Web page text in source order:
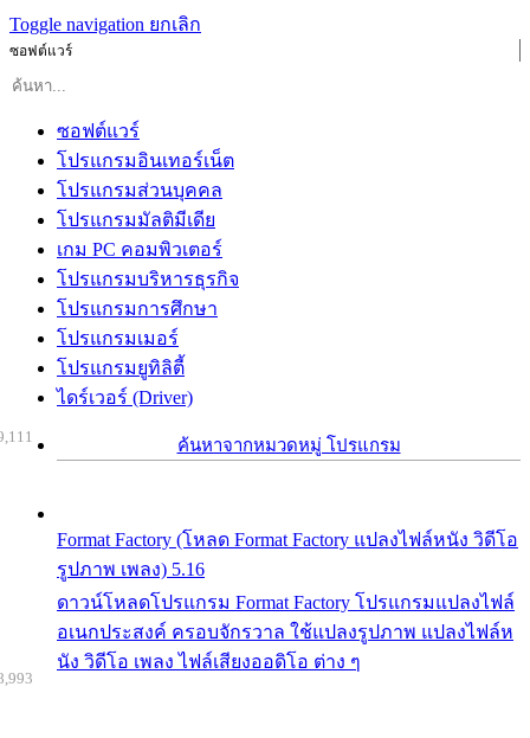
Toggle navigation ยกเลิก
ซอฟต์แวร์
ซอฟต์แวร์
โปรแกรมอินเทอร์เน็ต
โปรแกรมส่วนบุคคล
โปรแกรมมัลติมีเดีย
เกม PC คอมพิวเตอร์
โปรแกรมบริหารธุรกิจ
โปรแกรมการศึกษา
โปรแกรมเมอร์
โปรแกรมยูทิลิตี้
ไดร์เวอร์ (Driver)
ค้นหาจากหมวดหมู่ โปรแกรม
Format Factory (โหลด Format Factory แปลงไฟล์หนัง วิดีโอ
รูปภาพ เพลง) 5.16
ดาวน์โหลดโปรแกรม Format Factory โปรแกรมแปลงไฟล์
อเนกประสงค์ ครอบจักรวาล ใช้แปลงรูปภาพ แปลงไฟล์ห
นัง วิดีโอ เพลง ไฟล์เสียงออดิโอ ต่าง ๆ